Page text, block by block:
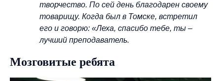
творчество. По сей день благодарен своему
товарищу. Когда был в Томске, встретил
его и говорю: «Леха, спасибо тебе, ты –
лучший преподаватель.
Мозговитые ребята